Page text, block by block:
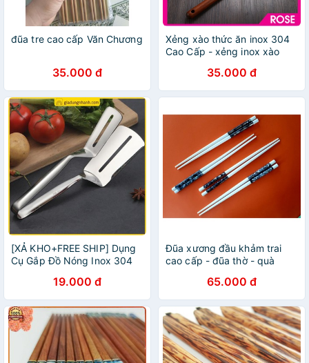
đũa tre cao cấp Văn Chương
35.000 đ
Xẻng xào thức ăn inox 304
Cao Cấp - xẻng inox xào
35.000 đ
[XẢ KHO+FREE SHIP] Dụng
Cụ Gắp Đồ Nóng Inox 304
19.000 đ
Đũa xương đầu khảm trai
cao cấp - đũa thờ - quà
65.000 đ